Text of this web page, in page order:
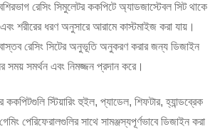
রেসিং সিমুলেটর ককপিটে অ্যাডজাস্টেবল সিট থাকে
এবং শরীরের ধরণ অনুসারে আরামে কাস্টমাইজ করা যায়।
রেসিং সিটের অনুভূতি অনুকরণ করার জন্য ডিজাইন
সময় সমর্থন এবং নিমজ্জন প্রদান করে।
ককপিটগুলি স্টিয়ারিং হুইল, প্যাডেল, শিফটার, হ্যান্ডব্রেক
পেরিফেরালগুলির সাথে সামঞ্জস্যপূর্ণভাবে ডিজাইন করা
×